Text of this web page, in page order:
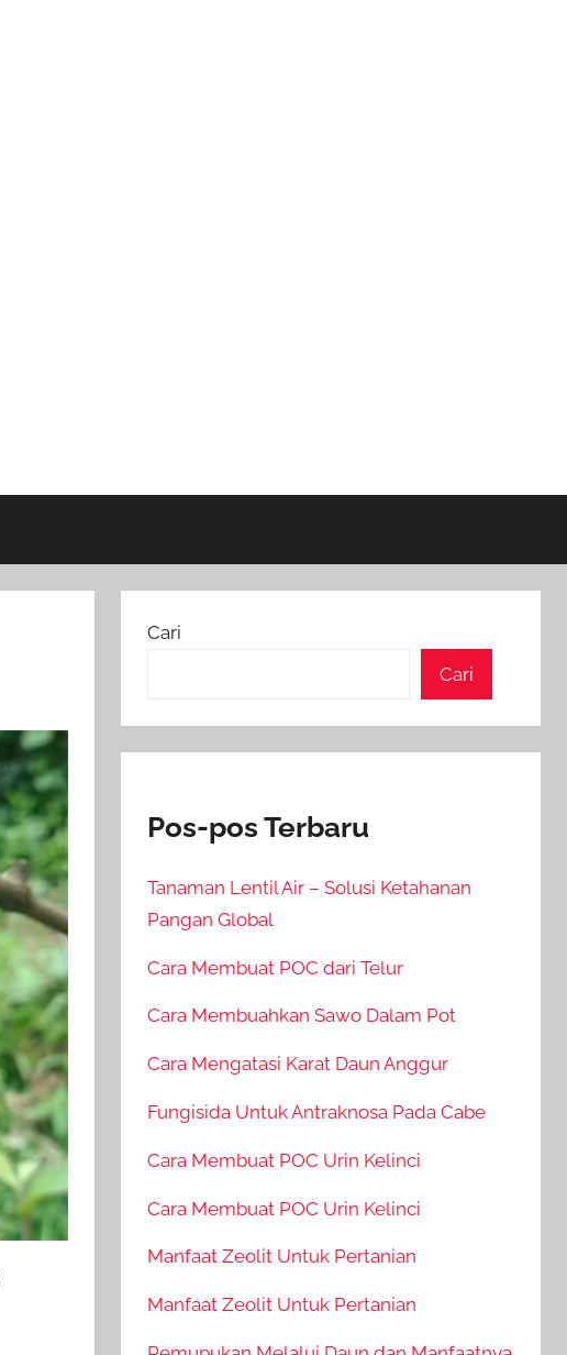
Cari
Cari
Pos-pos Terbaru
Tanaman Lentil Air – Solusi Ketahanan
Pangan Global
Cara Membuat POC dari Telur
Cara Membuahkan Sawo Dalam Pot
Cara Mengatasi Karat Daun Anggur
Fungisida Untuk Antraknosa Pada Cabe
Cara Membuat POC Urin Kelinci
Cara Membuat POC Urin Kelinci
Manfaat Zeolit Untuk Pertanian
Manfaat Zeolit Untuk Pertanian